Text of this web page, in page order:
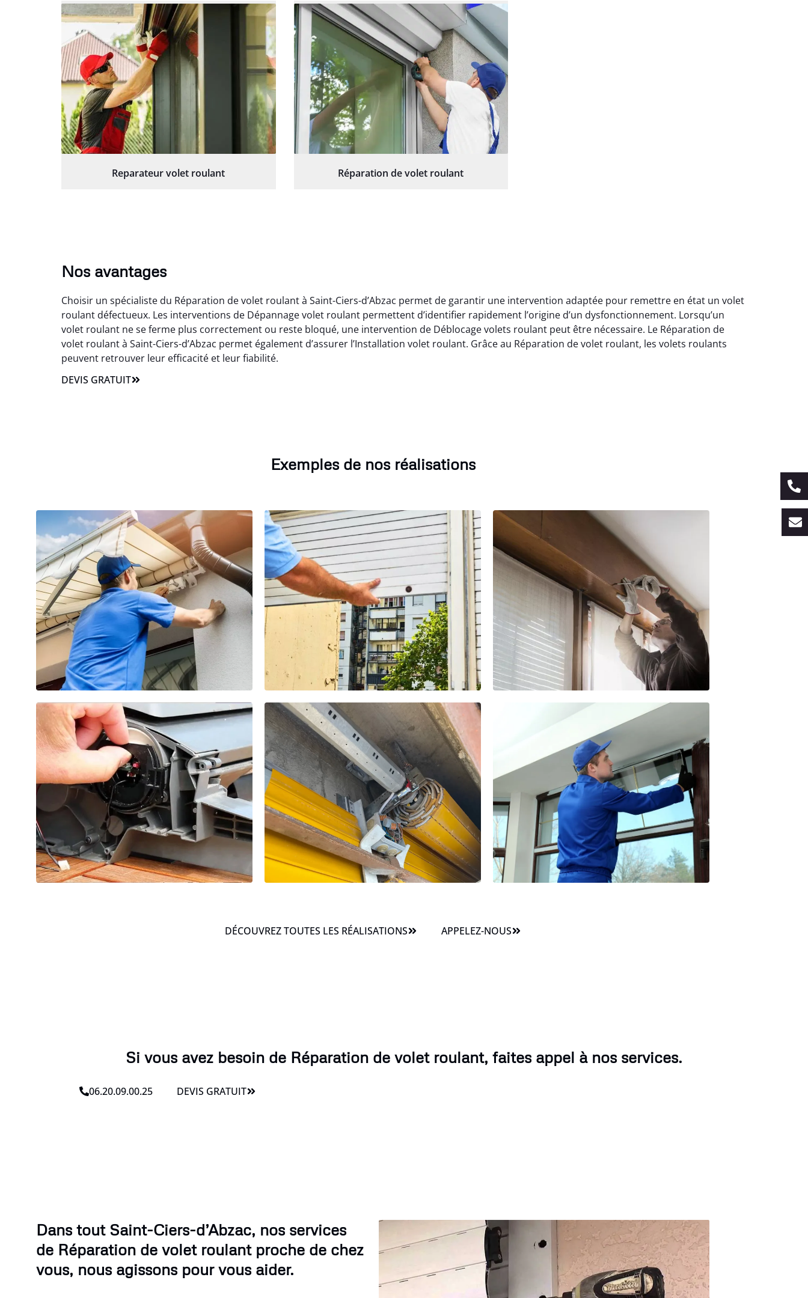
Reparateur volet roulant Réparation de volet roulant
Nos avantages
Choisir un spécialiste du Réparation de volet roulant à Saint-Ciers-d’Abzac permet de garantir une intervention adaptée pour remettre en état un volet
roulant défectueux. Les interventions de Dépannage volet roulant permettent d’identifier rapidement l’origine d’un dysfonctionnement. Lorsqu’un
volet roulant ne se ferme plus correctement ou reste bloqué, une intervention de Déblocage volets roulant peut être nécessaire. Le Réparation de
volet roulant à Saint-Ciers-d’Abzac permet également d’assurer l’Installation volet roulant. Grâce au Réparation de volet roulant, les volets roulants
peuvent retrouver leur efficacité et leur fiabilité.
DEVIS GRATUIT
Exemples de nos réalisations
DÉCOUVREZ TOUTES LES RÉALISATIONS APPELEZ-NOUS
Si vous avez besoin de Réparation de volet roulant, faites appel à nos services.
06.20.09.00.25 DEVIS GRATUIT
Dans tout Saint-Ciers-d’Abzac, nos services
de Réparation de volet roulant proche de chez
vous, nous agissons pour vous aider.